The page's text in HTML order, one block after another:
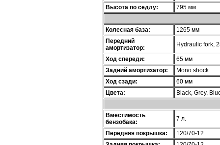
Высота по седлу:
795 мм
Колесная база:
1265 мм
Передний
амортизатор:
Hydraulic fork,
Ход спереди:
65 мм
Задний амортизатор:
Mono shock
Ход сзади:
60 мм
Цвета:
Black, Grey,
Вместимость
бензобака:
7 л.
Передняя покрышка:
120/70-12